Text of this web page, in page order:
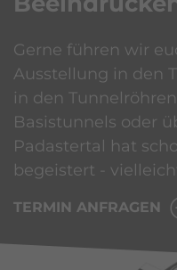
Gerne führen wir
Ausstellung in den
in den
Basistunnels oder
Padastertal hat
begeistert -
TERMIN ANFRAGEN